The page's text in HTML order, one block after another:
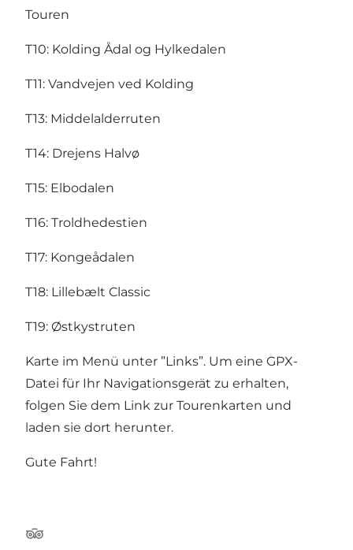
Touren
T10: Kolding Ådal og Hylkedalen
T11: Vandvejen ved Kolding
T13: Middelalderruten
T14: Drejens Halvø
T15: Elbodalen
T16: Troldhedestien
T17: Kongeådalen
T18: Lillebælt Classic
T19: Østkystruten
Karte im Menü unter ”Links”. Um eine GPX-
Datei für Ihr Navigationsgerät zu erhalten,
folgen Sie dem Link zur Tourenkarten und
laden sie dort herunter.
Gute Fahrt!
TripAdvisor